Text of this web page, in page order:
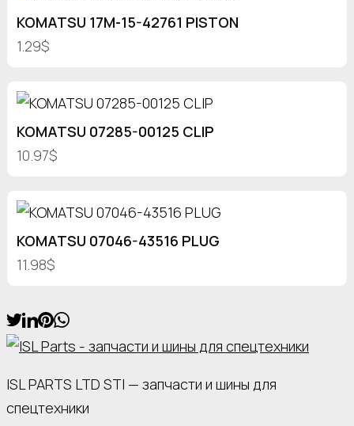
KOMATSU 17M-15-42761 PISTON
1.29$
KOMATSU 07285-00125 CLIP
10.97$
KOMATSU 07046-43516 PLUG
11.98$
ISL PARTS LTD STI — запчасти и шины для
спецтехники